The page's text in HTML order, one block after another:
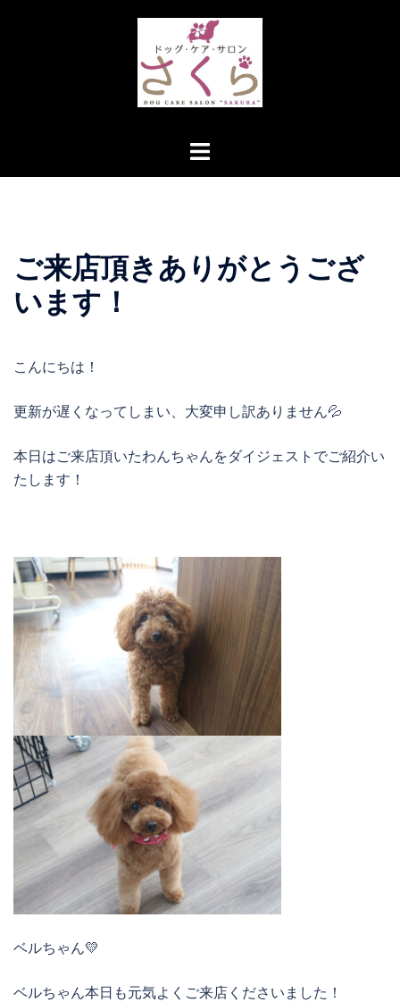
キ
ト
ュ
ー
ご来店頂きありがとうござ
います！
こんにちは！
更新が遅くなってしまい、大変申し訳ありません💦
本日はご来店頂いたわんちゃんをダイジェストでご紹介い
たします！
ベルちゃん💛
ベルちゃん本日も元気よくご来店くださいました！